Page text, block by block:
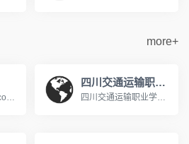
more+
说说网(www.taiks.com)提供各种人生感悟的说说美文句子。有说说短句、说说美文、说说故事、说说作文及说说诗歌等,带给您最深的感动。
四川交通运输职业学校
四川交通运输职业学校是经四川省教育厅批准的国家公办普通全日制中等职业学校，始建于1958年，隶属于四川省交通运输厅。学校是国家中等职业教育改革发展示范校、交通运输部规范化学校、中国交通职业教育委员会副理事长单位、交通行业指导委员会汽车专委会副主任单位、成都市汽车职教集团和物流职教集团副理事长单位。www.028cdzsw.cn